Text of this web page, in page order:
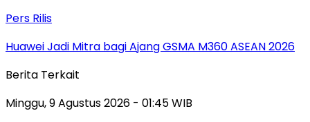
Pers Rilis
Huawei Jadi Mitra bagi Ajang GSMA M360 ASEAN 2026
Berita Terkait
Minggu, 9 Agustus 2026 - 01:45 WIB